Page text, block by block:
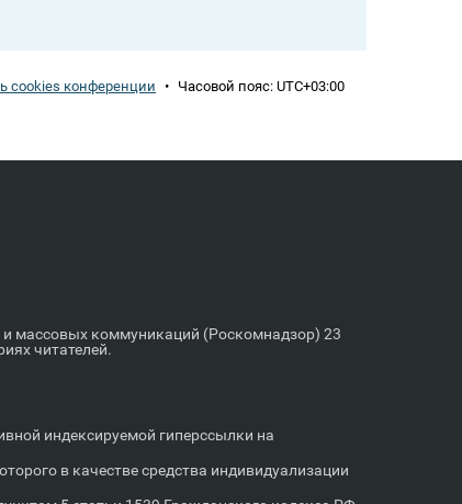
cookies конференции • Часовой пояс: UTC+03:00
и массовых коммуникаций (Роскомнадзор) 23
читателей.
индексируемой гиперссылки на
в качестве средства индивидуализации